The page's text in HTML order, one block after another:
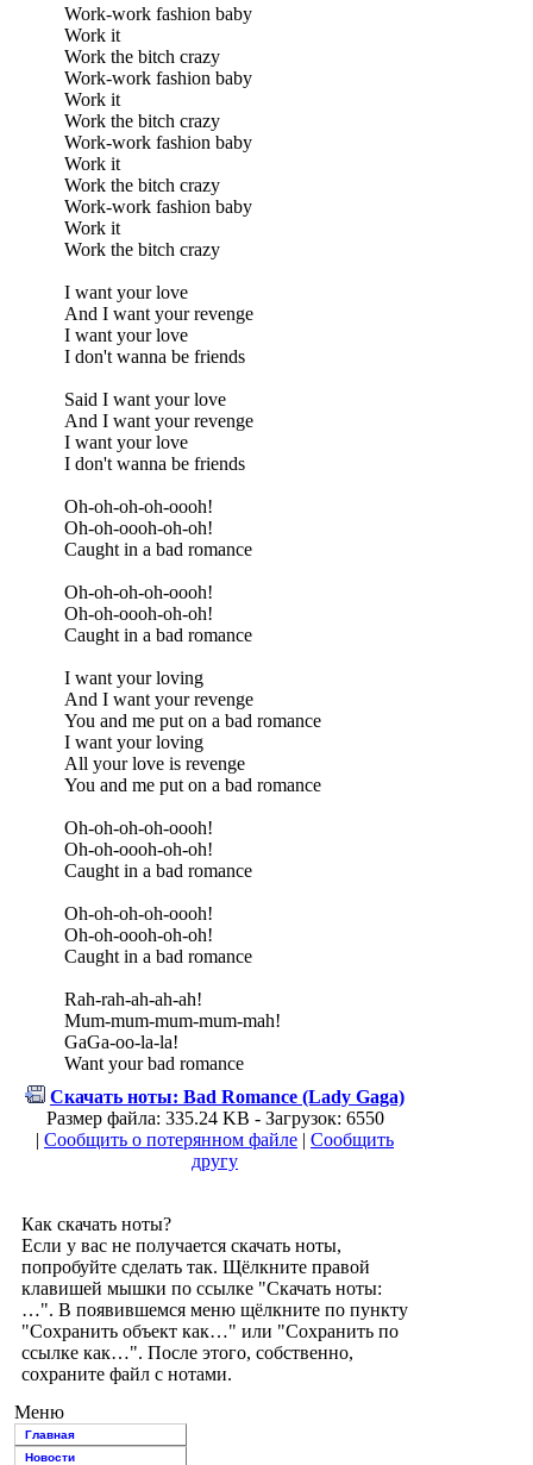
Work-work fashion baby
Work it
Work the bitch crazy
Work-work fashion baby
Work it
Work the bitch crazy
Work-work fashion baby
Work it
Work the bitch crazy
Work-work fashion baby
Work it
Work the bitch crazy
I want your love
And I want your revenge
I want your love
I don't wanna be friends
Said I want your love
And I want your revenge
I want your love
I don't wanna be friends
Oh-oh-oh-oh-oooh!
Oh-oh-oooh-oh-oh!
Caught in a bad romance
Oh-oh-oh-oh-oooh!
Oh-oh-oooh-oh-oh!
Caught in a bad romance
I want your loving
And I want your revenge
You and me put on a bad romance
I want your loving
All your love is revenge
You and me put on a bad romance
Oh-oh-oh-oh-oooh!
Oh-oh-oooh-oh-oh!
Caught in a bad romance
Oh-oh-oh-oh-oooh!
Oh-oh-oooh-oh-oh!
Caught in a bad romance
Rah-rah-ah-ah-ah!
Mum-mum-mum-mum-mah!
GaGa-oo-la-la!
Want your bad romance
Скачать ноты: Bad Romance (Lady Gaga)
Размер файла: 335.24 KB - Загрузок: 6550
| Сообщить о потерянном файле | Сообщить
другу
Как скачать ноты?
Если у вас не получается скачать ноты,
попробуйте сделать так. Щёлкните правой
клавишей мышки по ссылке "Скачать ноты:
…". В появившемся меню щёлкните по пункту
"Сохранить объект как…" или "Сохранить по
ссылке как…". После этого, собственно,
сохраните файл с нотами.
Меню
Главная
Новости